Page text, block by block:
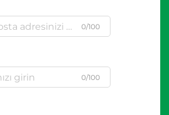
0/100
0/100